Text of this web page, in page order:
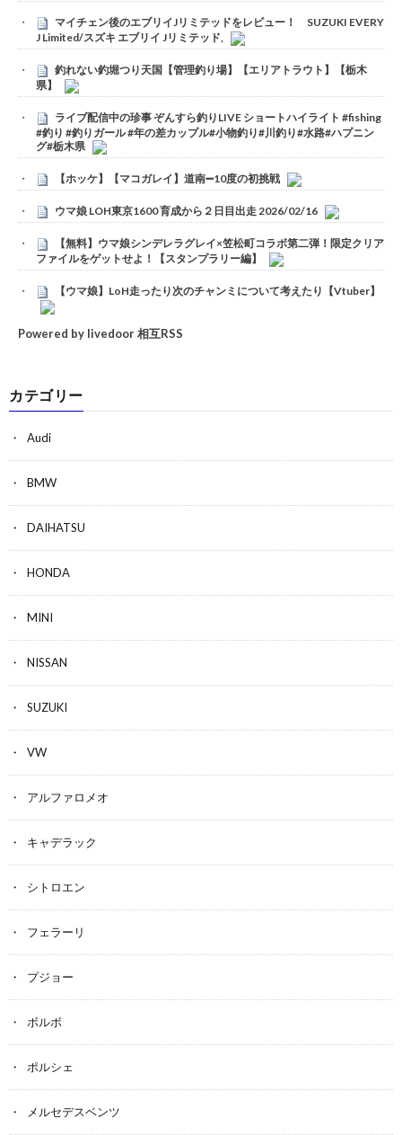
マイチェン後のエブリイJリミテッドをレビュー！ SUZUKI EVERY
J Limited/スズキ エブリイ Jリミテッド,
釣れない釣堀つり天国【管理釣り場】【エリアトラウト】【栃木
県】
ライブ配信中の珍事 ぞんすら釣りLIVE ショートハイライト #fishing
#釣り #釣りガール #年の差カップル#小物釣り#川釣り#水路#ハプニン
グ#栃木県
【ホッケ】【マコガレイ】道南➖10度の初挑戦
ウマ娘 LOH東京1600 育成から２日目出走 2026/02/16
【無料】ウマ娘シンデレラグレイ×笠松町コラボ第二弾！限定クリア
ファイルをゲットせよ！【スタンプラリー編】
【ウマ娘】LoH走ったり次のチャンミについて考えたり【Vtuber】
Powered by livedoor 相互RSS
カテゴリー
Audi
BMW
DAIHATSU
HONDA
MINI
NISSAN
SUZUKI
VW
アルファロメオ
キャデラック
シトロエン
フェラーリ
プジョー
ボルボ
ポルシェ
メルセデスベンツ